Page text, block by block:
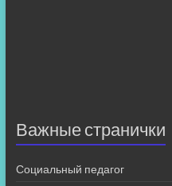
Важные странички
Социальный педагог